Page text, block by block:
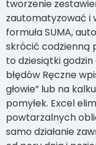
tworzenie
zautomatyzować i
formuła SUMA,
skrócić codzienną
to dziesiątki godzin
błędów Ręczne
głowie” lub na
pomyłek. Excel
powtarzalnych
samo działanie